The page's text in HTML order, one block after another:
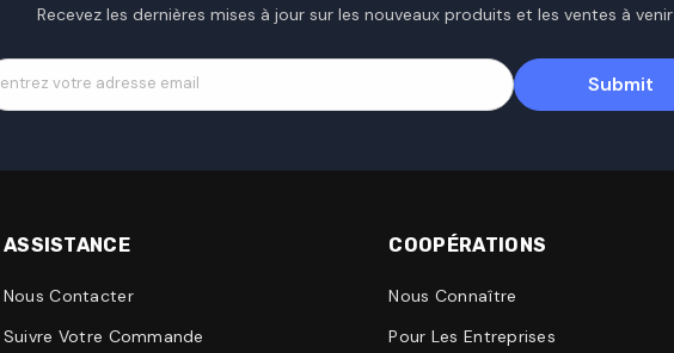
Recevez les dernières mises à jour sur les nouveaux produits et les ventes à venir
entrez votre adresse email Submit
ASSISTANCE
Nous Contacter
Suivre Votre Commande
COOPÉRATIONS
Nous Connaître
Pour Les Entreprises